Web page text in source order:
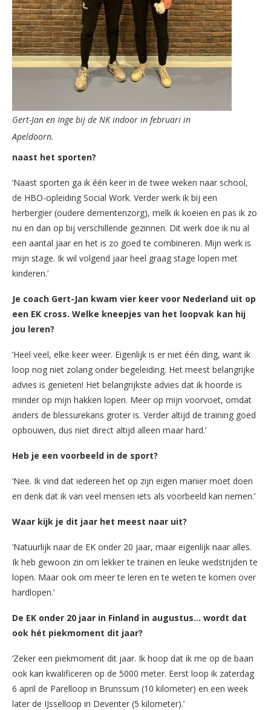
Gert-Jan en Inge bij de NK indoor in februari in
Apeldoorn.
naast het sporten?
‘Naast sporten ga ik één keer in de twee weken naar school,
de HBO-opleiding Social Work. Verder werk ik bij een
herbergier (oudere dementenzorg), melk ik koeien en pas ik zo
nu en dan op bij verschillende gezinnen. Dit werk doe ik nu al
een aantal jaar en het is zo goed te combineren. Mijn werk is
mijn stage. Ik wil volgend jaar heel graag stage lopen met
kinderen.’
Je coach Gert-Jan kwam vier keer voor Nederland uit op
een EK cross. Welke kneepjes van het loopvak kan hij
jou leren?
‘Heel veel, elke keer weer. Eigenlijk is er niet één ding, want ik
loop nog niet zolang onder begeleiding. Het meest belangrijke
advies is genieten! Het belangrijkste advies dat ik hoorde is
minder op mijn hakken lopen. Meer op mijn voorvoet, omdat
anders de blessurekans groter is. Verder altijd de training goed
opbouwen, dus niet direct altijd alleen maar hard.’
Heb je een voorbeeld in de sport?
‘Nee. Ik vind dat iedereen het op zijn eigen manier moet doen
en denk dat ik van veel mensen iets als voorbeeld kan nemen.’
Waar kijk je dit jaar het meest naar uit?
‘Natuurlijk naar de EK onder 20 jaar, maar eigenlijk naar alles.
Ik heb gewoon zin om lekker te trainen en leuke wedstrijden te
lopen. Maar ook om meer te leren en te weten te komen over
hardlopen.’
De EK onder 20 jaar in Finland in augustus… wordt dat
ook hét piekmoment dit jaar?
‘Zeker een piekmoment dit jaar. Ik hoop dat ik me op de baan
ook kan kwalificeren op de 5000 meter. Eerst loop ik zaterdag
6 april de Parelloop in Brunssum (10 kilometer) en een week
later de IJsselloop in Deventer (5 kilometer).’